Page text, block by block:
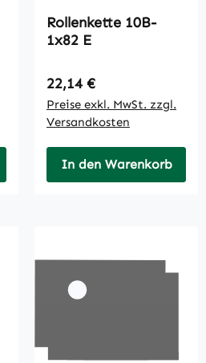
Rollenkette 10B-
1x82 E
Regulärer Preis:
22,14 €
Preise exkl. MwSt. zzgl.
Versandkosten
In den Warenkorb